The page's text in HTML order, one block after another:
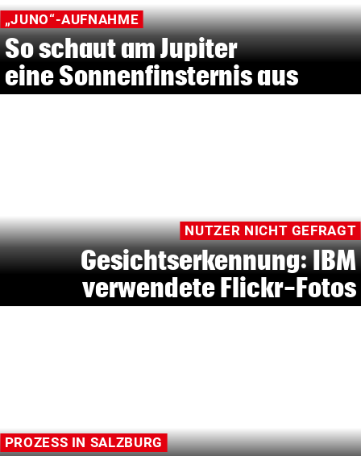
„JUNO“-AUFNAHME
So schaut am Jupiter
eine Sonnenfinsternis aus
NUTZER NICHT GEFRAGT
Gesichtserkennung: IBM
verwendete Flickr-Fotos
PROZESS IN SALZBURG